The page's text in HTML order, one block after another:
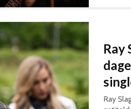
Ray
Ray